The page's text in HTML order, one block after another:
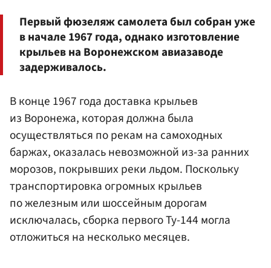
Первый фюзеляж самолета был собран уже
в начале 1967 года, однако изготовление
крыльев на Воронежском авиазаводе
задерживалось.
В конце 1967 года доставка крыльев
из Воронежа, которая должна была
осуществляться по рекам на самоходных
баржах, оказалась невозможной из-за ранних
морозов, покрывших реки льдом. Поскольку
транспортировка огромных крыльев
по железным или шоссейным дорогам
исключалась, сборка первого Ту-144 могла
отложиться на несколько месяцев.